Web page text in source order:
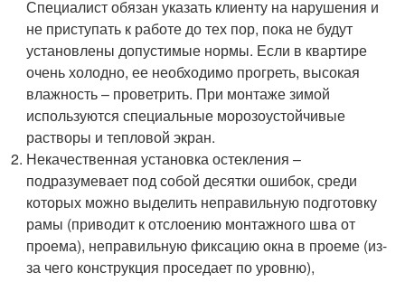
Специалист обязан указать клиенту на нарушения и
не приступать к работе до тех пор, пока не будут
установлены допустимые нормы. Если в квартире
очень холодно, ее необходимо прогреть, высокая
влажность – проветрить. При монтаже зимой
используются специальные морозоустойчивые
растворы и тепловой экран.
Некачественная установка остекления –
подразумевает под собой десятки ошибок, среди
которых можно выделить неправильную подготовку
рамы (приводит к отслоению монтажного шва от
проема), неправильную фиксацию окна в проеме (из-
за чего конструкция проседает по уровню),